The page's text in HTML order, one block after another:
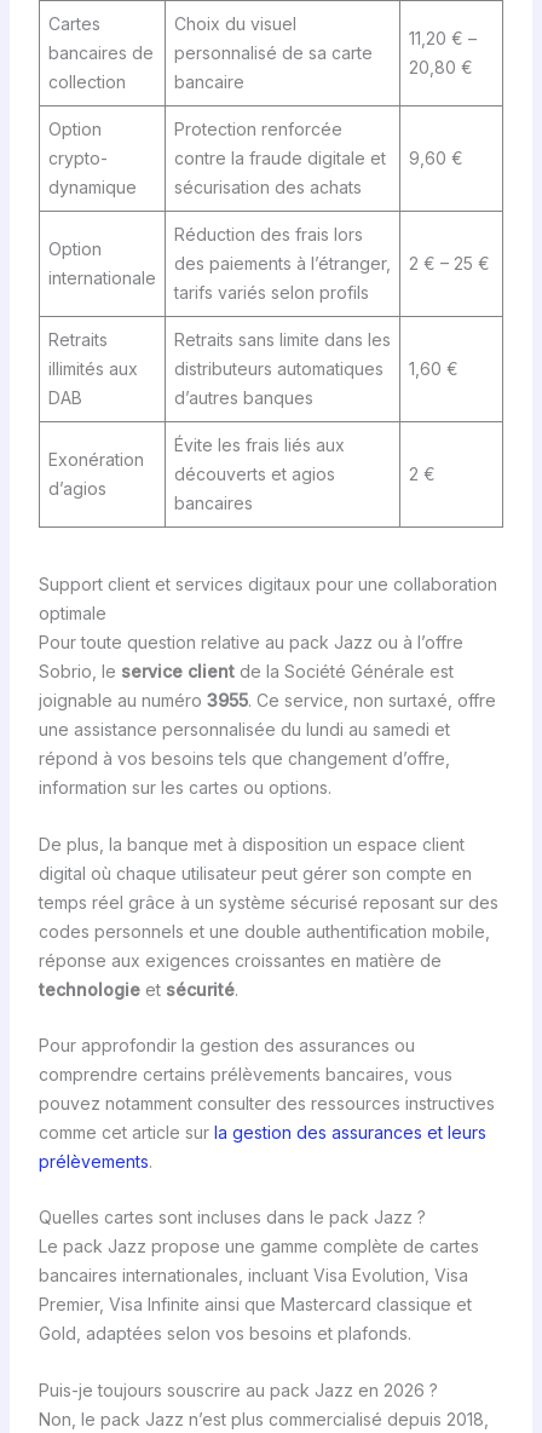
Cartes
bancaires de
collection
Choix du visuel
personnalisé de sa carte
bancaire
11,20 € –
20,80 €
Option
crypto-
dynamique
Protection renforcée
contre la fraude digitale et
sécurisation des achats
9,60 €
Option
internationale
Réduction des frais lors
des paiements à l’étranger,
tarifs variés selon profils
2 € – 25 €
Retraits
illimités aux
DAB
Retraits sans limite dans les
distributeurs automatiques
d’autres banques
1,60 €
Exonération
d’agios
Évite les frais liés aux
découverts et agios
bancaires
2 €
Support client et services digitaux pour une collaboration
optimale
Pour toute question relative au pack Jazz ou à l’offre
Sobrio, le service clientde la Société Générale est
joignable au numéro 3955. Ce service, non surtaxé, offre
une assistance personnalisée du lundi au samedi et
répond à vos besoins tels que changement d’offre,
information sur les cartes ou options.
De plus, la banque met à disposition un espace client
digital où chaque utilisateur peut gérer son compte en
temps réel grâce à un système sécurisé reposant sur des
codes personnels et une double authentification mobile,
réponse aux exigences croissantes en matière de
technologieet sécurité.
Pour approfondir la gestion des assurances ou
comprendre certains prélèvements bancaires, vous
pouvez notamment consulter des ressources instructives
comme cet article sur la gestion des assurances et leurs
prélèvements.
Quelles cartes sont incluses dans le pack Jazz ?
Le pack Jazz propose une gamme complète de cartes
bancaires internationales, incluant Visa Evolution, Visa
Premier, Visa Infinite ainsi que Mastercard classique et
Gold, adaptées selon vos besoins et plafonds.
Puis-je toujours souscrire au pack Jazz en 2026 ?
Non, le pack Jazz n’est plus commercialisé depuis 2018,